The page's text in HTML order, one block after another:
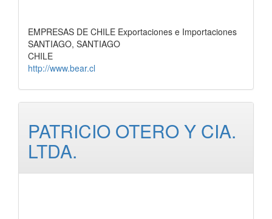
EMPRESAS DE CHILE Exportaciones e Importaciones
SANTIAGO, SANTIAGO
CHILE
http://www.bear.cl
PATRICIO OTERO Y CIA.
LTDA.